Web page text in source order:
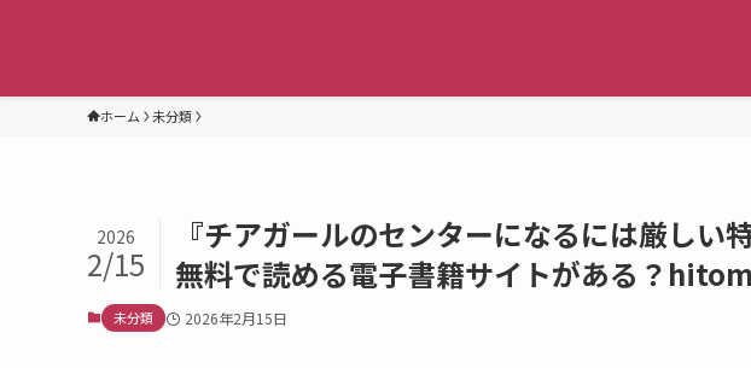
ホーム 未分類
『チアガールのセンターになるには厳しい
無料で読める電子書籍サイトがある？
2026
2/15
未分類 2026年2月15日